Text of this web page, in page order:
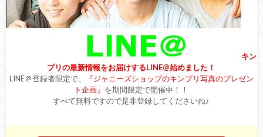
キン
プリの最新情報をお届けするLINE@始めました！
LINE＠登録者限定で、
『ジャニーズショップのキンプリ写真のプレゼン
ト企画』 を期間限定で開催中！！
すべて無料ですので是非登録してくださいね♪